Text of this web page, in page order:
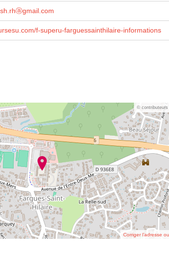
f-superu-farguessainthilaire-informations
© contributeurs
Corriger l’adresse